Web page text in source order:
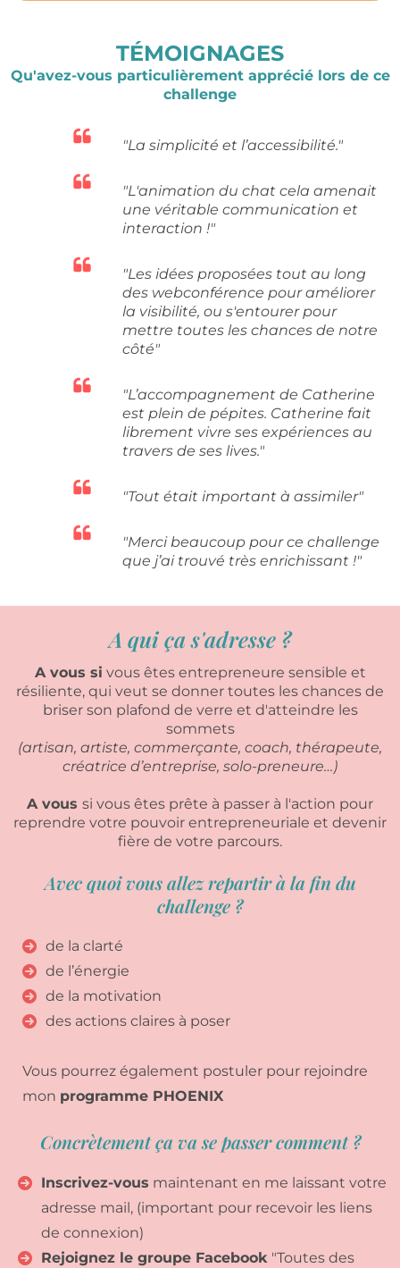
TÉMOIGNAGES
Qu'avez-vous particulièrement apprécié lors de ce
challenge
"La simplicité et l’accessibilité."
"L'animation du chat cela amenait
une véritable communication et
interaction !"
"Les idées proposées tout au long
des webconférence pour améliorer
la visibilité, ou s'entourer pour
mettre toutes les chances de notre
côté"
"L’accompagnement de Catherine
est plein de pépites. Catherine fait
librement vivre ses expériences au
travers de ses lives."
"Tout était important à assimiler"
"Merci beaucoup pour ce challenge
que j’ai trouvé très enrichissant !"
A qui ça s'adresse ?
A vous si vous êtes entrepreneure sensible et
résiliente, qui veut se donner toutes les chances de
briser son plafond de verre et d'atteindre les
sommets
(artisan, artiste, commerçante, coach, thérapeute,
créatrice d’entreprise, solo-preneure…)
A vous si vous êtes prête à passer à l'action pour
reprendre votre pouvoir entrepreneuriale et devenir
fière de votre parcours.
Avec quoi vous allez repartir à la fin du
challenge ?
de la clarté
de l’énergie
de la motivation
des actions claires à poser
Vous pourrez également postuler pour rejoindre
mon programme PHOENIX
Concrètement ça va se passer comment ?
Inscrivez-vous maintenant en me laissant votre
adresse mail, (important pour recevoir les liens
de connexion)
Rejoignez le groupe Facebook "Toutes des